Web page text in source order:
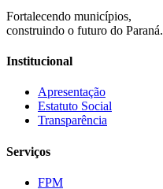
Fortalecendo municípios,
construindo o futuro do Paraná.
Institucional
Apresentação
Estatuto Social
Transparência
Serviços
FPM